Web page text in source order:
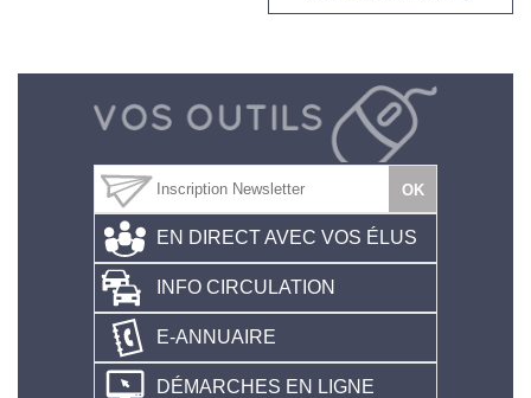
EN DIRECT AVEC VOS ÉLUS
INFO CIRCULATION
E-ANNUAIRE
DÉMARCHES EN LIGNE